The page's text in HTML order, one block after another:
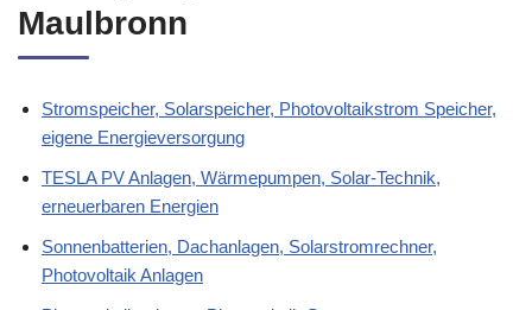
Maulbronn
Stromspeicher, Solarspeicher, Photovoltaikstrom Speicher,
eigene Energieversorgung
TESLA PV Anlagen, Wärmepumpen, Solar-Technik,
erneuerbaren Energien
Sonnenbatterien, Dachanlagen, Solarstromrechner,
Photovoltaik Anlagen